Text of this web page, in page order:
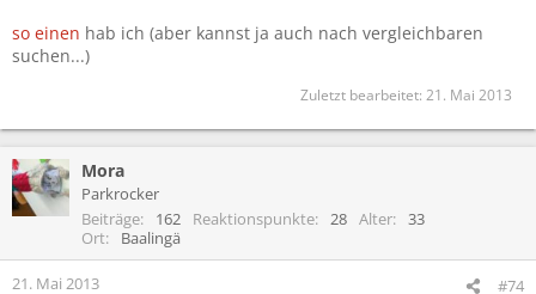
so einen hab ich (aber kannst ja auch nach vergleichbaren
suchen...)
Zuletzt bearbeitet: 21. Mai 2013
Mora
Parkrocker
Beiträge
162 Reaktionspunkte 28 Alter
33
Ort
Baalingä
21. Mai 2013 #74